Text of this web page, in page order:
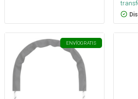
ENVÍOGRATIS